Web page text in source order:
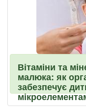
Вітаміни та
малюка: як
забезпечує